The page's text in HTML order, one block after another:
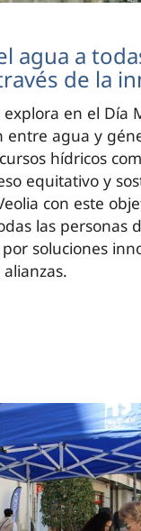
agua a
de la
explora en el Día
entre agua y
hídricos
equitativo y
con este
las personas
soluciones